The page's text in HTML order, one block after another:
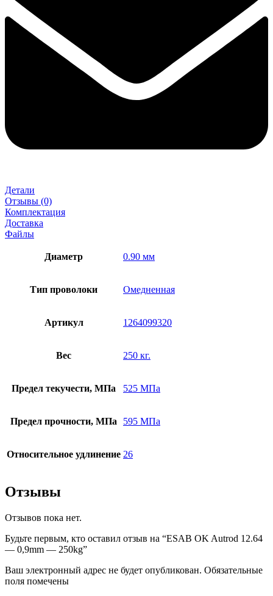
Детали
Отзывы (0)
Комплектация
Доставка
Файлы
Диаметр 0.90 мм
Тип проволоки Омедненная
Артикул 1264099320
Вес 250 кг.
Предел текучести, МПа 525 МПа
Предел прочности, МПа 595 МПа
Относительное удлинение 26
Отзывы
Отзывов пока нет.
Будьте первым, кто оставил отзыв на “ESAB OK Autrod 12.64
— 0,9mm — 250kg”
Ваш электронный адрес не будет опубликован. Обязательные
поля помечены